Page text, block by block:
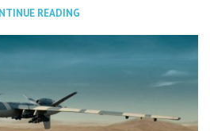
READING